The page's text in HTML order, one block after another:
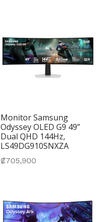
Monitor Samsung
Odyssey OLED G9 49”
Dual QHD 144Hz,
LS49DG910SNXZA
₡705,900